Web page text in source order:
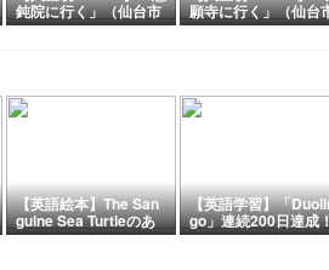
鈍院に行く」（仙台市
若林区）・【人生初N
2】「光寿院に行く」
（仙台市若林区）・
願寺に行く」（仙台
青葉区）・【人生初
o.285】「仙岳院に行
く」（仙台市青葉
勝寺に行く」（仙台
宮城野区）・【人生
No.288】「大林寺に
【英語絵本】The San
guine Sea Turtleのあ
らすじと日本語訳！ウ
【英語学習】「
go」連続200日達成